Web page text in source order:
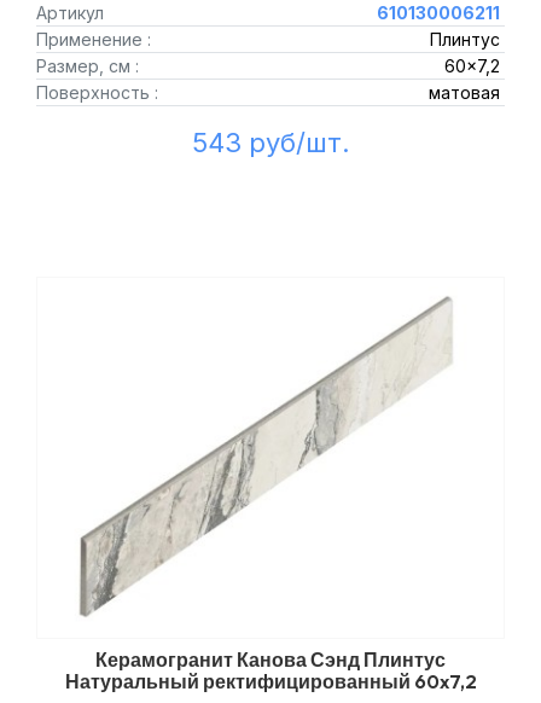
Артикул
610130006211
Применение :
Плинтус
Размер, см :
60x7,2
Поверхность :
матовая
543 руб/шт.
Керамогранит Канова Сэнд Плинтус
Натуральный ректифицированный 60x7,2